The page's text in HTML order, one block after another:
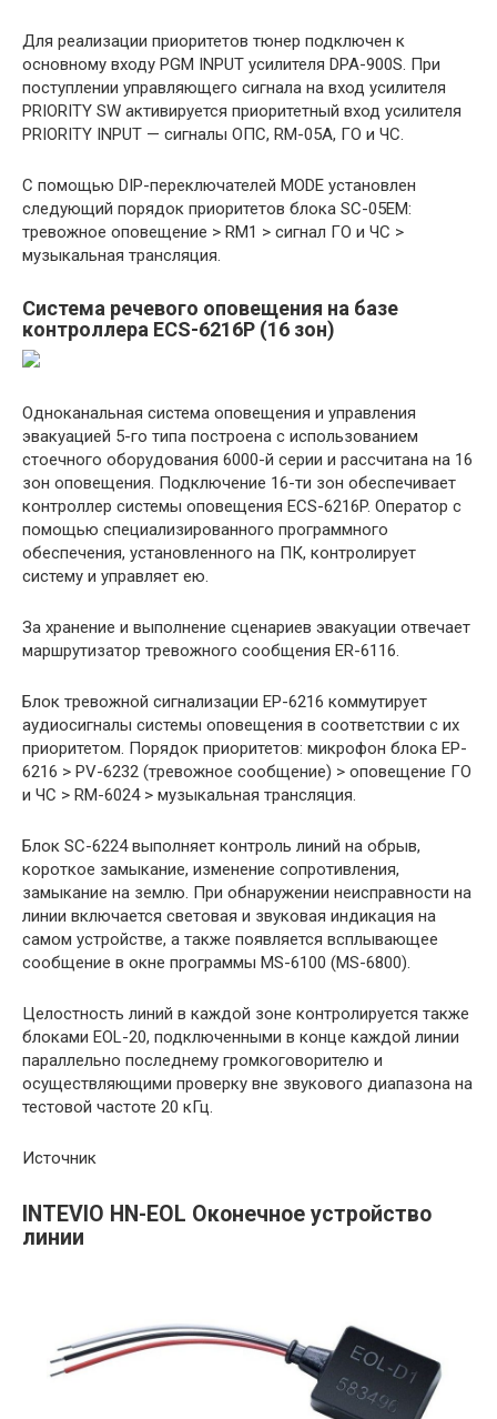
Для реализации приоритетов тюнер подключен к
основному входу PGM INPUT усилителя DPA-900S. При
поступлении управляющего сигнала на вход усилителя
PRIORITY SW активируется приоритетный вход усилителя
PRIORITY INPUT — сигналы ОПС, RM-05A, ГО и ЧС.
С помощью DIP-переключателей MODE установлен
следующий порядок приоритетов блока SC-05EM:
тревожное оповещение > RM1 > сигнал ГО и ЧС >
музыкальная трансляция.
Система речевого оповещения на базе
контроллера ECS-6216P (16 зон)
Одноканальная система оповещения и управления
эвакуацией 5-го типа построена с использованием
стоечного оборудования 6000-й серии и рассчитана на 16
зон оповещения. Подключение 16-ти зон обеспечивает
контроллер системы оповещения ECS-6216P. Оператор с
помощью специализированного программного
обеспечения, установленного на ПК, контролирует
систему и управляет ею.
За хранение и выполнение сценариев эвакуации отвечает
маршрутизатор тревожного сообщения ER-6116.
Блок тревожной сигнализации EP-6216 коммутирует
аудиосигналы системы оповещения в соответствии с их
приоритетом. Порядок приоритетов: микрофон блока EP-
6216 > PV-6232 (тревожное сообщение) > оповещение ГО
и ЧС > RM-6024 > музыкальная трансляция.
Блок SC-6224 выполняет контроль линий на обрыв,
короткое замыкание, изменение сопротивления,
замыкание на землю. При обнаружении неисправности на
линии включается световая и звуковая индикация на
самом устройстве, а также появляется всплывающее
сообщение в окне программы MS-6100 (MS-6800).
Целостность линий в каждой зоне контролируется также
блоками EOL-20, подключенными в конце каждой линии
параллельно последнему громкоговорителю и
осуществляющими проверку вне звукового диапазона на
тестовой частоте 20 кГц.
Источник
INTEVIO HN-EOL Оконечное устройство
линии